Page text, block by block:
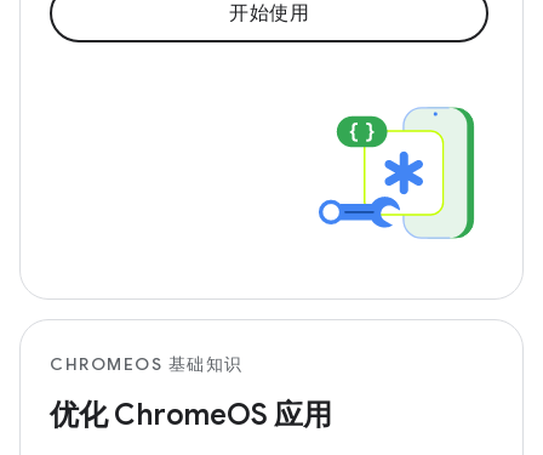
开始使用
CHROMEOS 基础知识
优化 ChromeOS 应用